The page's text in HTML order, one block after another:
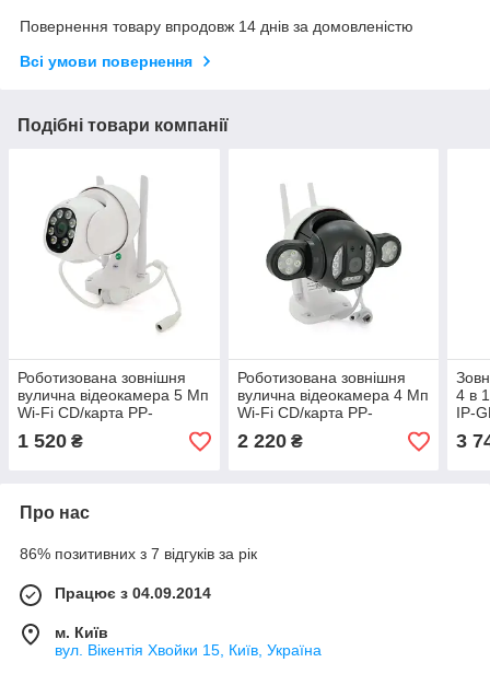
Повернення товару впродовж 14 днів за домовленістю
Всі умови повернення
Подібні товари компанії
Роботизована зовнішня
вулична відеокамера 5 Мп
Wi-Fi CD/карта PP-
IPC22D5MP20 PTZ 2.8
mm ICSee
1 520 ₴
Роботизована зовнішня
вулична відеокамера 4 Мп
Wi-Fi CD/карта PP-
IPC22D5MP20 PTZ 2.8
mm ICSee
2 220₴
4 в
IP-
3
Про нас
86% позитивних з 7 відгуків за рік
Працює з 04.09.2014
м. Київ
вул. Вікентія Хвойки 15, Київ, Україна